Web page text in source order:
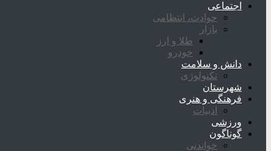
اجتماعی
حوادث، انتظامی
بازار
طلا و ارز
خودرو
دانش و سلامت
تکنولوژی
شهرستان
فرهنگی و هنری
ادبیات
ورزشی
گوناگون
خواندنی